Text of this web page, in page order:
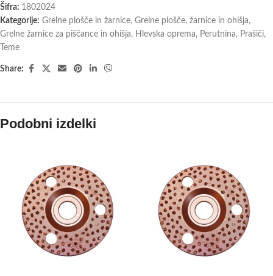
Šifra: 1802024
Kategorije: Grelne plošče in žarnice, Grelne plošče, žarnice in ohišja,
Grelne žarnice za piščance in ohišja, Hlevska oprema, Perutnina, Prašiči,
Teme
Share:
Podobni izdelki